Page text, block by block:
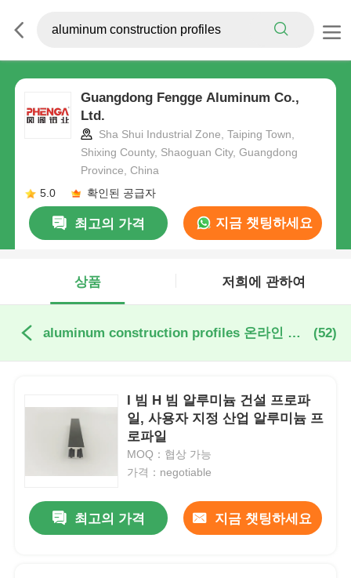
Guangdong Fengge Aluminum Co.,
Ltd.
Sha Shui Industrial Zone, Taiping Town,
Shixing County, Shaoguan City, Guangdong
Province, China
5.0
확인된 공급자
최고의 가격 지금 챗팅하세요
상품 저희에 관하여
aluminum construction profiles 온라인 제조 (52)
I 빔 H 빔 알루미늄 건설 프로파
일, 사용자 지정 산업 알루미늄 프
로파일
MOQ：협상 가능
가격：negotiable
최고의 가격 지금 챗팅하세요